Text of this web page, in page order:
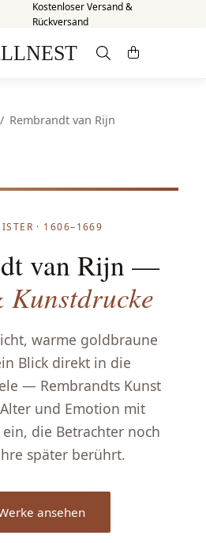
Kostenloser Versand &
Rückversand
/ Rembrandt van Rijn
· 1606–1669
van Rijn —
Kunstdrucke
warme goldbraune
Blick direkt in die
— Rembrandts Kunst
und Emotion mit
die Betrachter noch
später berührt.
ansehen